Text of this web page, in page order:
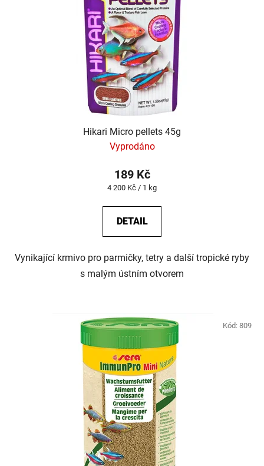
Hikari Micro pellets 45g
Vyprodáno
189 Kč
Měrná
4 200 Kč / 1 kg
DETAIL
Vynikající krmivo pro parmičky, tetry a další tropické ryby
s malým ústním otvorem
Kód: 809